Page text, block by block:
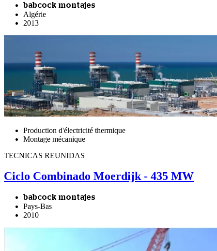
babcock montajes
Algérie
2013
Production d'électricité thermique
Montage mécanique
TECNICAS REUNIDAS
Ciclo Combinado Moerdijk - 435 MW
babcock montajes
Pays-Bas
2010